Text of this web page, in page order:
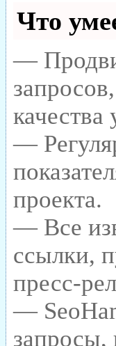
Что
—
—
проекта.
— Все
ссылки,
пресс-
—
запросы,